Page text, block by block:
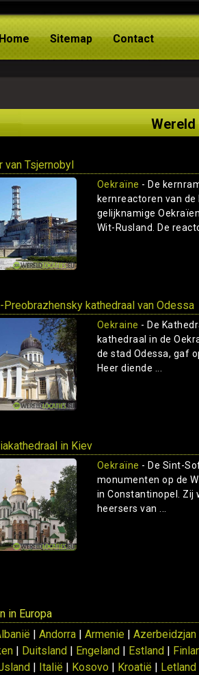
Sitemap Contact
van Tsjernobyl
Oekraïne - De
kernreactoren van
gelijknamige
Wit-Rusland. De
Preobrazhensky kathedraal van Odessa
Oekraine - De
kathedraal in de
de stad Odessa, gaf
Heer diende ...
in Kiev
Oekraïne - De Sint-
monumenten op de
in Constantinopel. Zij
heersers van ...
in Europa
|Andorra |Armenie |Azerbeidzjan
Duitsland Engeland Estland
Italië Kosovo Kroatië Letland